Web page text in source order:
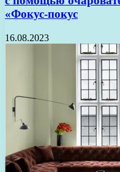
«Фокус-покус
16.08.2023